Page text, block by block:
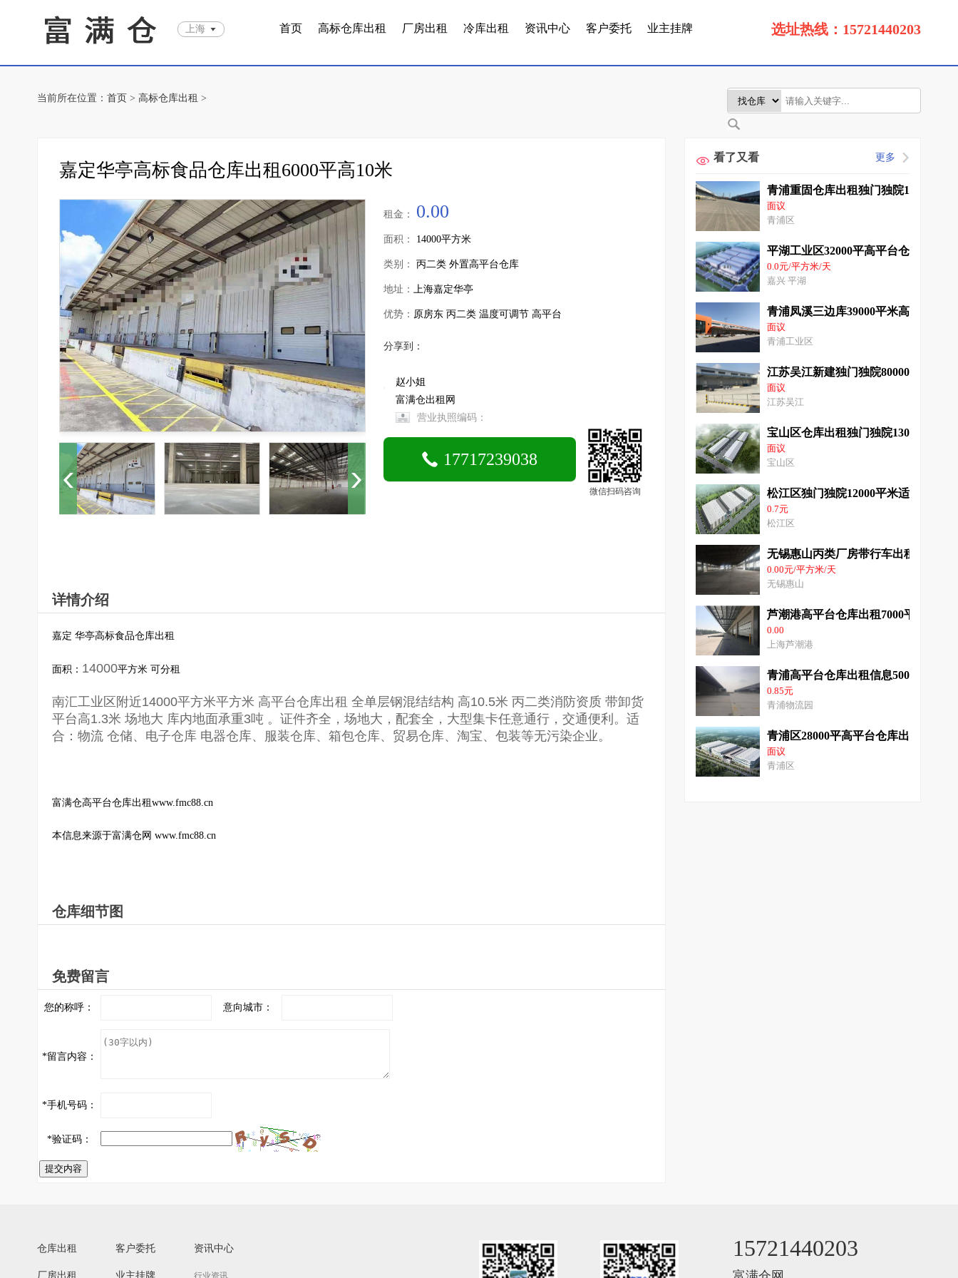
上海 首页 高标仓库出租 厂房出租 冷库出租 资讯中心 客户委托 业主挂牌 选址热线：15721440203
当前所在位置： 首页 > 高标仓库出租 >
嘉定华亭高标食品仓库出租6000平高10米
租金： 0.00
面积： 14000平方米
类别： 丙二类 外置高平台仓库
地址： 上海嘉定华亭
优势： 原房东 丙二类 温度可调节 高平台
分享到：
赵小姐
富满仓出租网
营业执照编码：
17717239038
微信扫码咨询
详情介绍
嘉定 华亭高标食品仓库出租
面积： 14000平方米 可分租
南汇工业区附近14000平方米平方米 高平台仓库出租 全单层钢混结结构 高10.5米 丙二类消防资质 带卸货
平台高1.3米 场地大 库内地面承重3吨 。证件齐全，场地大，配套全，大型集卡任意通行，交通便利。适
合：物流 仓储、电子仓库 电器仓库、服装仓库、箱包仓库、贸易仓库、淘宝、包装等无污染企业。
富满仓高平台仓库出租www.fmc88.cn
本信息来源于富满仓网 www.fmc88.cn
仓库细节图
免费留言
您的称呼： 意向城市：
*留言内容：
*手机号码：
*验证码：
提交内容
看了又看 更多
青浦重固仓库出租独门独院15000平
面议
青浦区
平湖工业区32000平高平台仓库出租
0.0元/平方米/天
嘉兴 平湖
青浦凤溪三边库39000平米高10米独
面议
青浦工业区
江苏吴江新建独门独院80000平米高
面议
江苏吴江
宝山区仓库出租独门独院13000平米
面议
宝山区
松江区独门独院12000平米适合物流
0.7元
松江区
无锡惠山丙类厂房带行车出租10000
0.00元/平方米/天
无锡惠山
芦潮港高平台仓库出租7000平高9米
0.00
上海芦潮港
青浦高平台仓库出租信息50000平方
0.85元
青浦物流园
青浦区28000平高平台仓库出租无公
面议
青浦区
仓库出租
厂房出租
客户委托
业主挂牌
资讯中心
行业资讯
15721440203